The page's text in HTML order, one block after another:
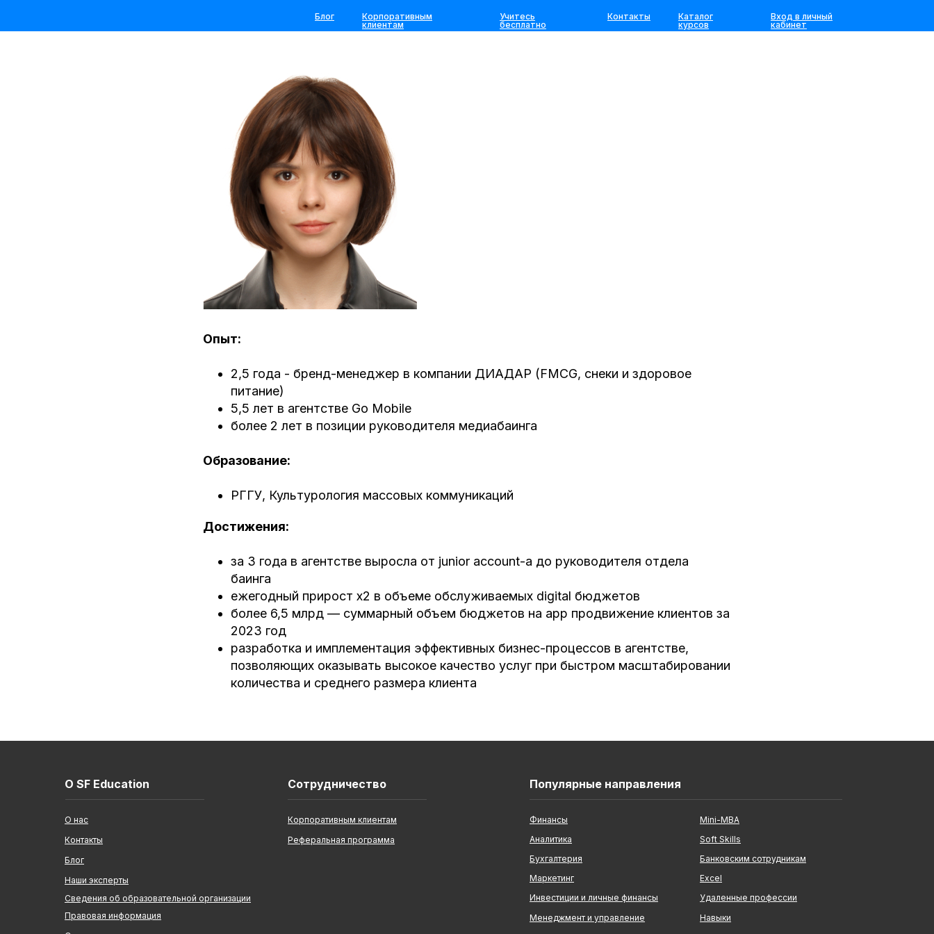
Блог
Каталог
курсов
Вход в личный
кабинет
Контакты
Корпоративным
клиентам
Учитесь
бесплатно
Алена Максимова
Опыт:
2,5 года - бренд-менеджер в компании ДИАДАР (FMCG, снеки и здоровое
питание)
5,5 лет в агентстве Go Mobile
более 2 лет в позиции руководителя медиабаинга
Образование:
РГГУ, Культурология массовых коммуникаций
Достижения:
за 3 года в агентстве выросла от junior account-а до руководителя отдела
баинга
ежегодный прирост x2 в объеме обслуживаемых digital бюджетов
более 6,5 млрд — суммарный объем бюджетов на app продвижение клиентов за
2023 год
разработка и имплементация эффективных бизнес-процессов в агентстве,
позволяющих оказывать высокое качество услуг при быстром масштабировании
количества и среднего размера клиента
О SF Education Сотрудничество
Реферальная программа
Наши эксперты
Правовая информация
Корпоративным клиентам
Контакты
Блог
Сведения об образовательной организации
О нас
Популярные направления
Маркетинг
Инвестиции и личные финансы
Менеджмент и управление
Аналитика
Бухгалтерия
Финансы Mini-MBA
Банковским сотрудникам
Soft Skills
Навыки
Удаленные профессии
Excel